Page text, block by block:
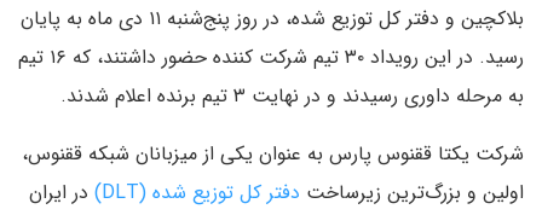
بلاکچین و دفتر کل توزیع شده، در روز پنج‌شنبه ۱۱ دی ماه به پایان
رسید. در این رویداد ۳۰ تیم شرکت کننده حضور داشتند، که ۱۶ تیم
به مرحله داوری رسیدند و در نهایت ۳ تیم برنده اعلام شدند.
شرکت یکتا ققنوس پارس به عنوان یکی از میزبانان شبکه ققنوس،
اولین و بزرگ‌ترین زیرساخت دفتر کل توزیع شده (DLT)
در ایران